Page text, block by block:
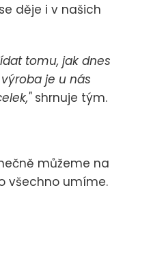
děje i v našich
tomu, jak dnes
je u nás
shrnuje tým.
můžeme na
všechno umíme.